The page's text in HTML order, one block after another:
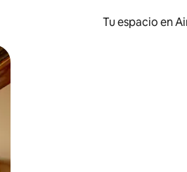
Tu espacio en